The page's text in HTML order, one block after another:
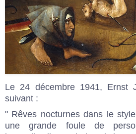
Le 24 décembre 1941, Ernst
suivant :
" Rêves nocturnes dans le
une grande foule de